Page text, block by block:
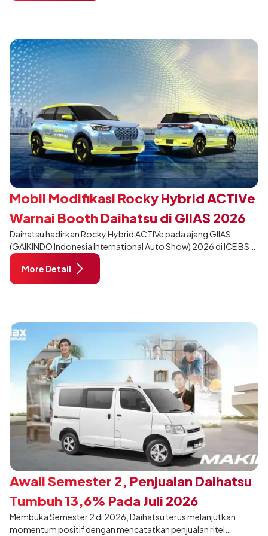
menjadi ciri khas Terios.
Mobil Modifikasi Rocky Hybrid ACTIVe
Warnai Booth Daihatsu di GIIAS 2026
Daihatsu hadirkan Rocky Hybrid ACTIVe pada ajang GIIAS
(GAIKINDO Indonesia International Auto Show) 2026 di ICE BSD
City, Tangerang. Terdapat 2 unit Rocky Hybrid yang
dimodifikasi untuk menghadirkan sarana inspirasi bagi
pengunjung mendukung gaya hidup yang aktif.
More Detail
Awali Semester 2, Penjualan Daihatsu
Tumbuh 13,6% Pada Juli 2026
Membuka Semester 2 di 2026, Daihatsu terus melanjutkan
momentum positif dengan mencatatkan penjualan ritel